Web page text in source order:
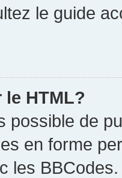
le guide
HTML?
possible de
en forme
les BBCodes.